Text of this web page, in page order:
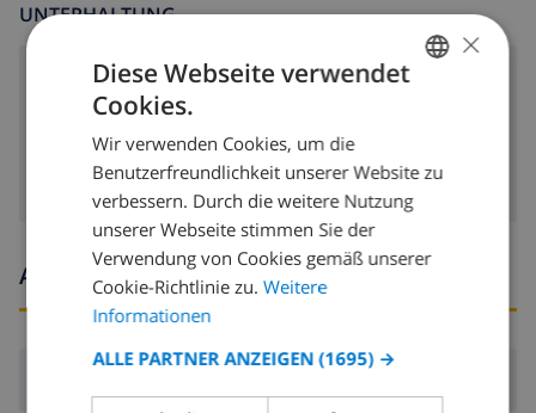
UNTERHALTUNG
DVD-Spieler
Satellitenfernsehen
Ankunfts- und abfahrtszeiten
DUTCH
SPANISH
GERMAN
ITALIAN
×
Diese Webseite verwendet
Cookies.
Wir verwenden Cookies, um die
Benutzerfreundlichkeit unserer Website zu
verbessern. Durch die weitere Nutzung
unserer Webseite stimmen Sie der
Verwendung von Cookies gemäß unserer
Cookie-Richtlinie zu. Weitere
Informationen
ALLE PARTNER ANZEIGEN (1695) →